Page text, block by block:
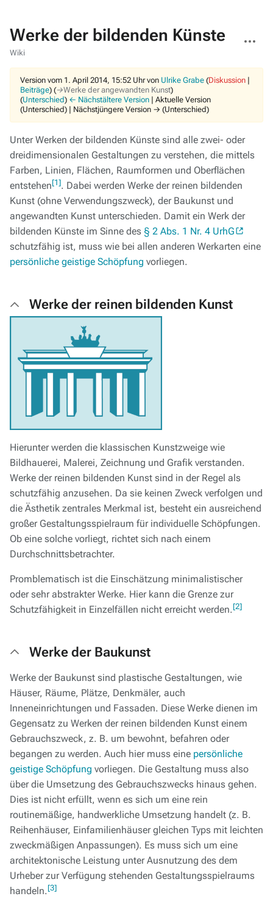
Werke der bildenden Künste
Wiki
Aktionen
Version vom 1. April 2014, 15:52 Uhr von Ulrike Grabe (Diskussion |
Beiträge) (→‎Werke der angewandten Kunst)
(Unterschied) ← Nächstältere Version | Aktuelle Version
(Unterschied) | Nächstjüngere Version → (Unterschied)
Unter Werken der bildenden Künste sind alle zwei- oder
dreidimensionalen Gestaltungen zu verstehen, die mittels
Farben, Linien, Flächen, Raumformen und Oberflächen
entstehen[1]. Dabei werden Werke der reinen bildenden
Kunst (ohne Verwendungszweck), der Baukunst und
angewandten Kunst unterschieden. Damit ein Werk der
bildenden Künste im Sinne des § 2 Abs. 1 Nr. 4 UrhG
schutzfähig ist, muss wie bei allen anderen Werkarten eine
persönliche geistige Schöpfung vorliegen.
Werke der reinen bildenden Kunst
Hierunter werden die klassischen Kunstzweige wie
Bildhauerei, Malerei, Zeichnung und Grafik verstanden.
Werke der reinen bildenden Kunst sind in der Regel als
schutzfähig anzusehen. Da sie keinen Zweck verfolgen und
die Ästhetik zentrales Merkmal ist, besteht ein ausreichend
großer Gestaltungsspielraum für individuelle Schöpfungen.
Ob eine solche vorliegt, richtet sich nach einem
Durchschnittsbetrachter.
Promblematisch ist die Einschätzung minimalistischer
oder sehr abstrakter Werke. Hier kann die Grenze zur
Schutzfähigkeit in Einzelfällen nicht erreicht werden. [2]
Werke der Baukunst
Werke der Baukunst sind plastische Gestaltungen, wie
Häuser, Räume, Plätze, Denkmäler, auch
Inneneinrichtungen und Fassaden. Diese Werke dienen im
Gegensatz zu Werken der reinen bildenden Kunst einem
Gebrauchszweck, z. B. um bewohnt, befahren oder
begangen zu werden. Auch hier muss eine persönliche
geistige Schöpfung vorliegen. Die Gestaltung muss also
über die Umsetzung des Gebrauchszwecks hinaus gehen.
Dies ist nicht erfüllt, wenn es sich um eine rein
routinemäßige, handwerkliche Umsetzung handelt (z. B.
Reihenhäuser, Einfamilienhäuser gleichen Typs mit leichten
zweckmäßigen Anpassungen). Es muss sich um eine
architektonische Leistung unter Ausnutzung des dem
Urheber zur Verfügung stehenden Gestaltungsspielraums
handeln. [3]